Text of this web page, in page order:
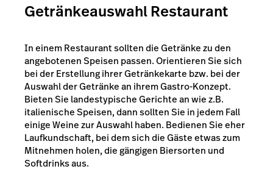
Getränkeauswahl Restaurant
In einem Restaurant sollten die Getränke zu den
angebotenen Speisen passen. Orientieren Sie sich
bei der Erstellung ihrer Getränkekarte bzw. bei der
Auswahl der Getränke an ihrem Gastro-Konzept.
Bieten Sie landestypische Gerichte an wie z.B.
italienische Speisen, dann sollten Sie in jedem Fall
einige Weine zur Auswahl haben. Bedienen Sie eher
Laufkundschaft, bei dem sich die Gäste etwas zum
Mitnehmen holen, die gängigen Biersorten und
Softdrinks aus.